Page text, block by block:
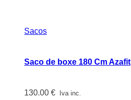
Sacos
Saco de boxe 180 Cm Azafit
130.00 € Iva inc.